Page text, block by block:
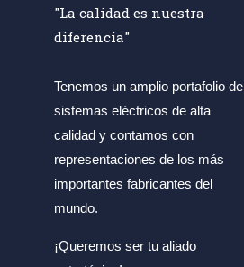
"La calidad es nuestra
diferencia"
Tenemos un amplio portafolio de
sistemas eléctricos de alta
calidad y contamos con
representaciones de los más
importantes fabricantes del
mundo.
¡Queremos ser tu aliado